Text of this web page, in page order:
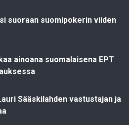
suoraan suomipokerin viiden
ainoana suomalaisena EPT
Sääskilahden vastustajan ja